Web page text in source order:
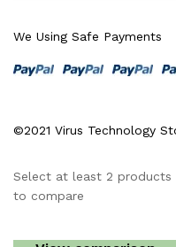
©2021 Virus Technology
We Using Safe Payments
Select at least 2 products
to compare